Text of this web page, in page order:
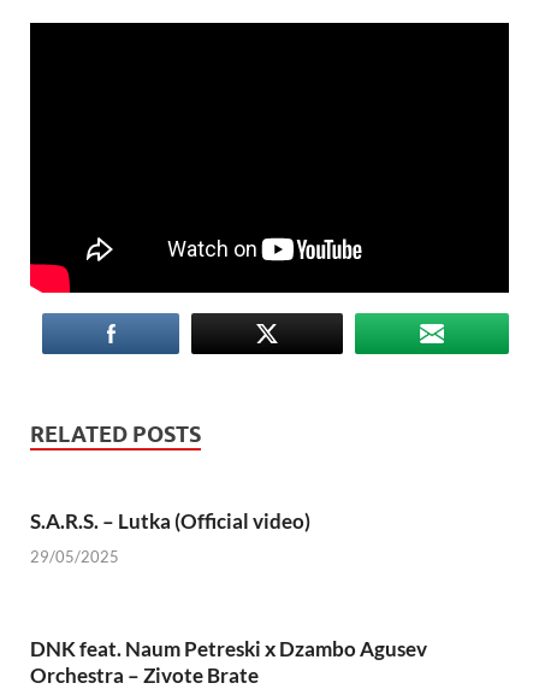
RELATED POSTS
S.A.R.S. – Lutka (Official video)
29/05/2025
DNK feat. Naum Petreski х Dzambo Agusev
Orchestra – Zivote Brate